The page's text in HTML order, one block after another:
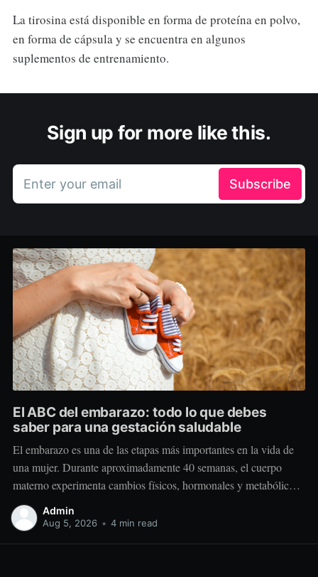
La tirosina está disponible en forma de proteína en polvo,
en forma de cápsula y se encuentra en algunos
suplementos de entrenamiento.
Sign up for more like this.
Enter your email Subscribe
El ABC del embarazo: todo lo que debes
saber para una gestación saludable
El embarazo es una de las etapas más importantes en la vida de
una mujer. Durante aproximadamente 40 semanas, el cuerpo
materno experimenta cambios físicos, hormonales y metabólicos
extraordinarios para crear y sostener una nueva vida. Más allá de
“comer por dos”, el embarazo requiere comer mejor, nutrir
Admin
Aug 5, 2026 • 4 min read